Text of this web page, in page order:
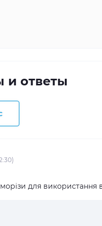
и ответы
для використання